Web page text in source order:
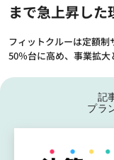
まで急上昇し
フィットクルーは定額
50％台に高め、事業拡
記
プラ